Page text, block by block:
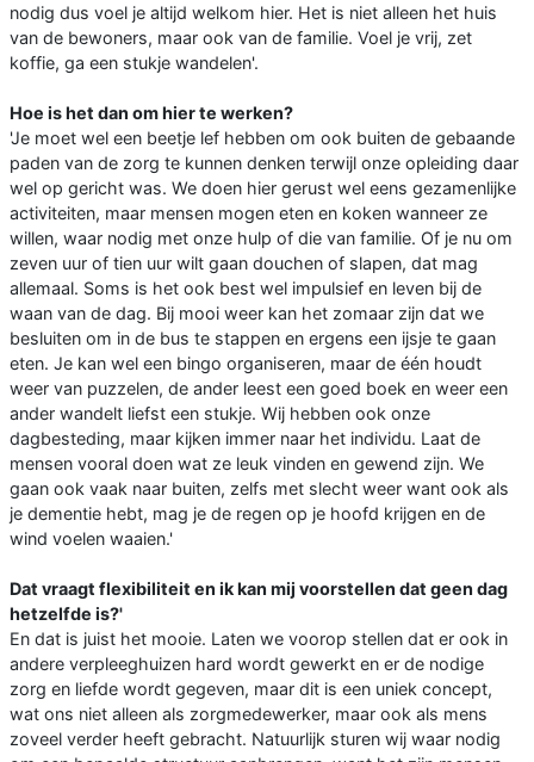
nodig dus voel je altijd welkom hier. Het is niet alleen het huis
van de bewoners, maar ook van de familie. Voel je vrij, zet
koffie, ga een stukje wandelen'.
Hoe is het dan om hier te werken?
'Je moet wel een beetje lef hebben om ook buiten de gebaande
paden van de zorg te kunnen denken terwijl onze opleiding daar
wel op gericht was. We doen hier gerust wel eens gezamenlijke
activiteiten, maar mensen mogen eten en koken wanneer ze
willen, waar nodig met onze hulp of die van familie. Of je nu om
zeven uur of tien uur wilt gaan douchen of slapen, dat mag
allemaal. Soms is het ook best wel impulsief en leven bij de
waan van de dag. Bij mooi weer kan het zomaar zijn dat we
besluiten om in de bus te stappen en ergens een ijsje te gaan
eten. Je kan wel een bingo organiseren, maar de één houdt
weer van puzzelen, de ander leest een goed boek en weer een
ander wandelt liefst een stukje. Wij hebben ook onze
dagbesteding, maar kijken immer naar het individu. Laat de
mensen vooral doen wat ze leuk vinden en gewend zijn. We
gaan ook vaak naar buiten, zelfs met slecht weer want ook als
je dementie hebt, mag je de regen op je hoofd krijgen en de
wind voelen waaien.'
Dat vraagt flexibiliteit en ik kan mij voorstellen dat geen dag
hetzelfde is?'
En dat is juist het mooie. Laten we voorop stellen dat er ook in
andere verpleeghuizen hard wordt gewerkt en er de nodige
zorg en liefde wordt gegeven, maar dit is een uniek concept,
wat ons niet alleen als zorgmedewerker, maar ook als mens
zoveel verder heeft gebracht. Natuurlijk sturen wij waar nodig